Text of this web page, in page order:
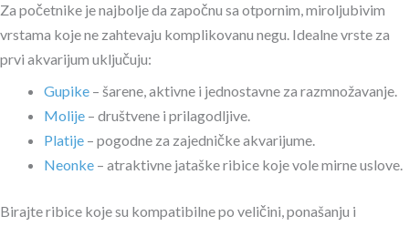
Za početnike je najbolje da započnu sa otpornim, miroljubivim
vrstama koje ne zahtevaju komplikovanu negu. Idealne vrste za
prvi akvarijum uključuju:
Gupike – šarene, aktivne i jednostavne za razmnožavanje.
Molije – društvene i prilagodljive.
Platije – pogodne za zajedničke akvarijume.
Neonke – atraktivne jataške ribice koje vole mirne uslove.
Birajte ribice koje su kompatibilne po veličini, ponašanju i